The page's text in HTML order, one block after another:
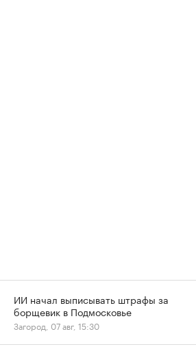
ИИ начал выписывать штрафы за
борщевик в Подмосковье
Загород, 07 авг, 15:30